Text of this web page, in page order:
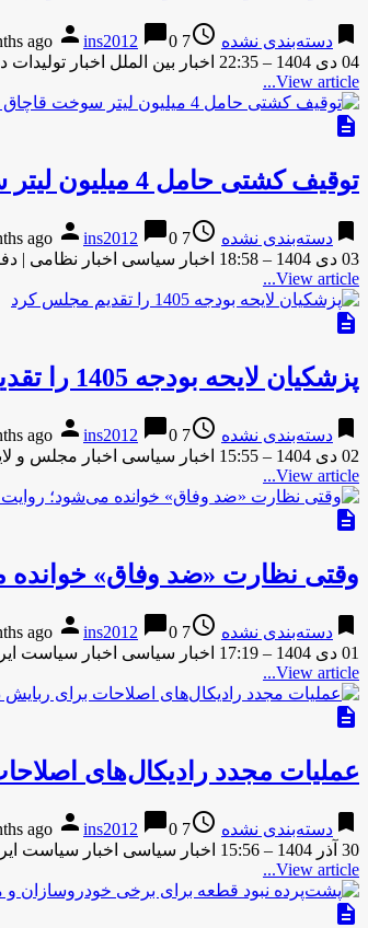
bookmark دسته‌بندی نشده access_time
7 months ago
person ins2012 chat_bubble0
04 دی 1404 – 22:35 اخبار بین الملل اخبار تولیدات دفاتر خارجی تمایل چهار گروه الحشد الشعبی برای ادغام کامل …
View article...
description
توقیف کشتی حامل 4 میلیون لیتر سوخت قاچاق در خلیج فارس
bookmark دسته‌بندی نشده access_time
7 months ago
person ins2012 chat_bubble0
03 دی 1404 – 18:58 اخبار سیاسی اخبار نظامی | دفاعی | امنیتی فرمانده منطقه یکم نیروی دریایی سپاه از …
View article...
description
پزشکیان لایحه بودجه 1405 را تقدیم مجلس کرد
bookmark دسته‌بندی نشده access_time
7 months ago
person ins2012 chat_bubble0
02 دی 1404 – 15:55 اخبار سیاسی اخبار مجلس و لایسنس نود32 دولت ایران رئیس‌جمهور با حضور در جلسه علنی …
View article...
description
وقتی نظارت «ضد وفاق»
bookmark دسته‌بندی نشده access_time
7 months ago
person ins2012 chat_bubble0
01 دی 1404 – 17:19 اخبار سیاسی اخبار سیاست ایران با گذشت یک روز از نطق محمدباقر قالیباف درباره گرانی‌ها، …
View article...
description
عملیات مجدد رادیکال‌های
bookmark دسته‌بندی نشده access_time
7 months ago
person ins2012 chat_bubble0
30 آذر 1404 – 15:56 اخبار سیاسی اخبار سیاست ایران در شرایطی که دولت بیش از همه نیاز به کمک …
View article...
description